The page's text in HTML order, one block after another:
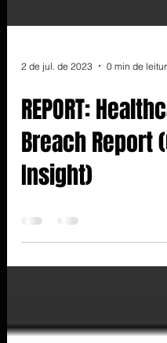
2 de jul. de 2023 0 min de
REPORT:
Breach Report
Insight)